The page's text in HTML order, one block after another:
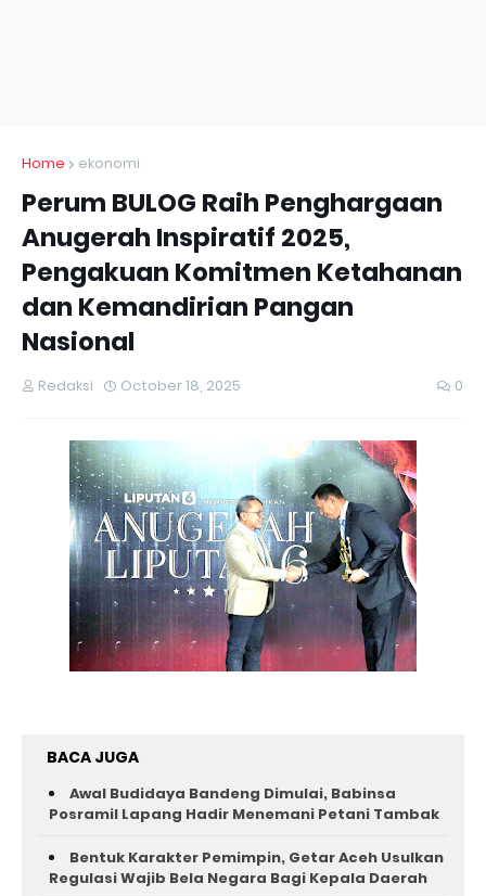
Home ekonomi
Perum BULOG Raih Penghargaan
Anugerah Inspiratif 2025,
Pengakuan Komitmen Ketahanan
dan Kemandirian Pangan
Nasional
Redaksi October 18, 2025 0
BACA JUGA
Awal Budidaya Bandeng Dimulai, Babinsa
Posramil Lapang Hadir Menemani Petani Tambak
Bentuk Karakter Pemimpin, Getar Aceh Usulkan
Regulasi Wajib Bela Negara Bagi Kepala Daerah